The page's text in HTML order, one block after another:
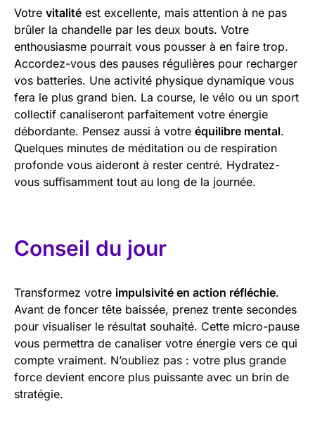
Votre vitalité est excellente, mais attention à ne pas
brûler la chandelle par les deux bouts. Votre
enthousiasme pourrait vous pousser à en faire trop.
Accordez-vous des pauses régulières pour recharger
vos batteries. Une activité physique dynamique vous
fera le plus grand bien. La course, le vélo ou un sport
collectif canaliseront parfaitement votre énergie
débordante. Pensez aussi à votre équilibre mental.
Quelques minutes de méditation ou de respiration
profonde vous aideront à rester centré. Hydratez-
vous suffisamment tout au long de la journée.
Conseil du jour
Transformez votre impulsivité en action réfléchie.
Avant de foncer tête baissée, prenez trente secondes
pour visualiser le résultat souhaité. Cette micro-pause
vous permettra de canaliser votre énergie vers ce qui
compte vraiment. N’oubliez pas : votre plus grande
force devient encore plus puissante avec un brin de
stratégie.